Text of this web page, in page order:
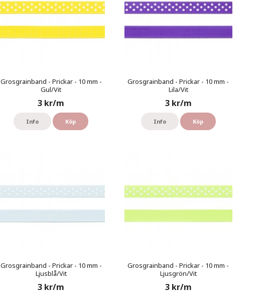
Grosgrainband - Prickar - 10 mm -
Gul/Vit
3 kr/m
Info Köp
Grosgrainband - Prickar - 10 mm -
Lila/Vit
3 kr/m
Info Köp
Grosgrainband - Prickar - 10 mm -
Ljusblå/Vit
3 kr/m
Grosgrainband - Prickar - 10 mm -
Ljusgrön/Vit
3 kr/m